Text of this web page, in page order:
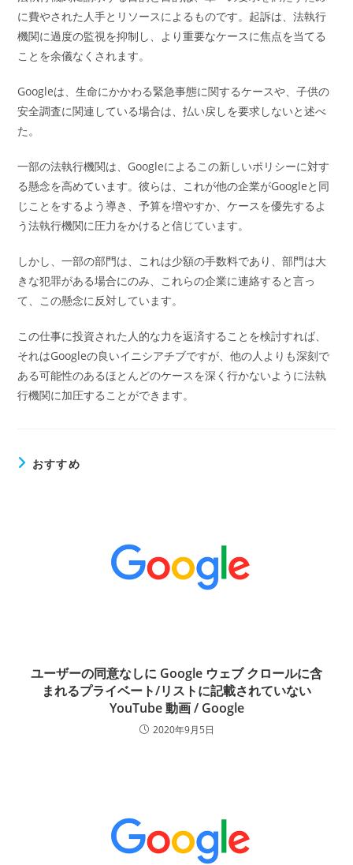
に費やされた人手とリソースによるものです。起訴は、法執行
機関に過度の監視を抑制し、より重要なケースに焦点を当てる
ことを余儀なくされます。
Googleは、生命にかかわる緊急事態に関するケースや、子供の
安全調査に関連している場合は、払い戻しを要求しないと述べ
た。
一部の法執行機関は、Googleによるこの新しいポリシーに対す
る懸念を高めています。彼らは、これが他の企業がGoogleと同
じことをするよう導き、予算を増やすか、ケースを優先するよ
う法執行機関に圧力をかけると信じています。
しかし、一部の部門は、これは少額の手数料であり、部門は大
きな犯罪がある場合にのみ、これらの企業に連絡すると言っ
て、この懸念に反対しています。
この仕事に投資された人的な力を返済することを検討すれば、
それはGoogleの良いイニシアチブですが、他の人よりも深刻で
ある可能性のあるほとんどのケースを深く行かないように法執
行機関に加圧することができます。
おすすめ
ユーザーの同意なしに Google ウェブ クロールに含
まれるプライベート/リストに記載されていない
YouTube 動画 / Google
2020年9月5日